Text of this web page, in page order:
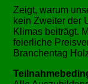
Zeigt, warum
kein Zweiter der
Klimas beiträgt.
feierliche
Branchentag